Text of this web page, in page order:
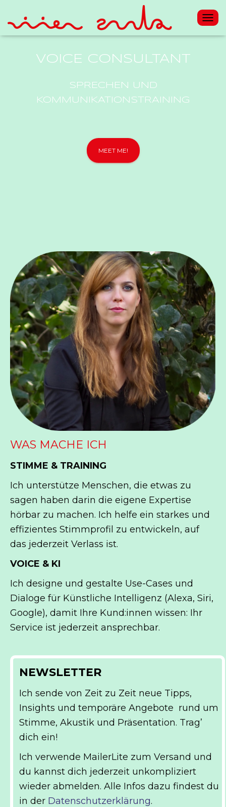
VOICE CONSULTANT
SPRECHEN UND
KOMMUNIKATIONSTRAINING
MEET ME!
WAS MACHE ICH
STIMME & TRAINING
Ich unterstütze Menschen, die etwas zu
sagen haben darin die eigene Expertise
hörbar zu machen. Ich helfe ein starkes und
effizientes Stimmprofil zu entwickeln, auf
das jederzeit Verlass ist.
VOICE & KI
Ich designe und gestalte Use-Cases und
Dialoge für Künstliche Intelligenz (Alexa, Siri,
Google), damit Ihre Kund:innen wissen: Ihr
Service ist jederzeit ansprechbar.
NEWSLETTER
Ich sende von Zeit zu Zeit neue Tipps,
Insights und temporäre Angebote rund um
Stimme, Akustik und Präsentation. Trag’
dich ein!
Ich verwende MailerLite zum Versand und
du kannst dich jederzeit unkompliziert
wieder abmelden. Alle Infos dazu findest du
in der Datenschutzerklärung.